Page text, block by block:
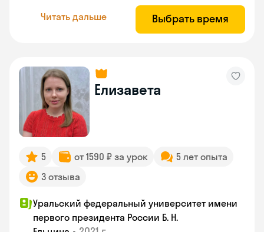
Читать дальше Выбрать время
Елизавета
5 от 1590 ₽ за урок
5 лет опыта
3 отзыва
Уральский федеральный университет имени
первого президента России Б. Н.